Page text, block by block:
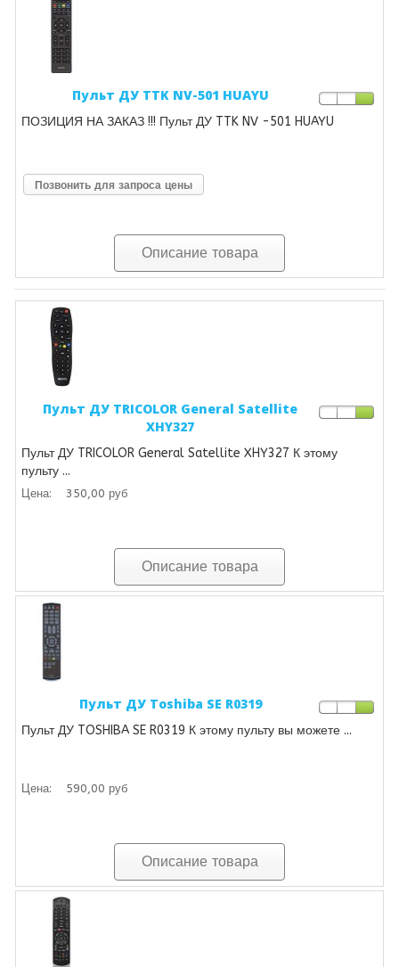
Пульт ДУ TTK NV-501 HUAYU
ПОЗИЦИЯ НА ЗАКАЗ !!! Пульт ДУ TTK NV -501 HUAYU
Позвонить для запроса цены
Описание товара
Пульт ДУ TRICOLOR General Satellite
XHY327
Пульт ДУ TRICOLOR General Satellite XHY327 К этому
пульту ...
Цена: 350,00 руб
Описание товара
Пульт ДУ Toshiba SE R0319
Пульт ДУ TOSHIBA SE R0319 К этому пульту вы можете ...
Цена: 590,00 руб
Описание товара